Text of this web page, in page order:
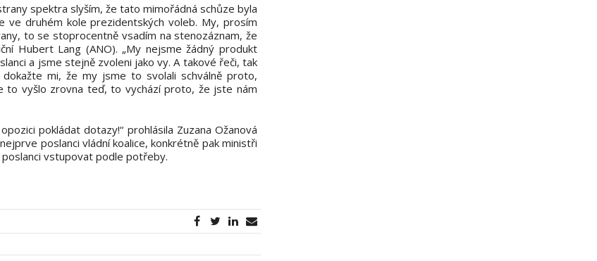
spektra slyším, že tato mimořádná schůze byla
ve druhém kole prezidentských voleb. My, prosím
to se stoprocentně vsadím na stenozáznam, že
Hubert Lang (ANO). „My nejsme žádný produkt
a jsme stejně zvoleni jako vy. A takové řeči, tak
mi, že my jsme to svolali schválně proto,
to vyšlo zrovna teď, to vychází proto, že jste nám
pokládat dotazy!“ prohlásila Zuzana Ožanová
poslanci vládní koalice, konkrétně pak ministři
vstupovat podle potřeby.